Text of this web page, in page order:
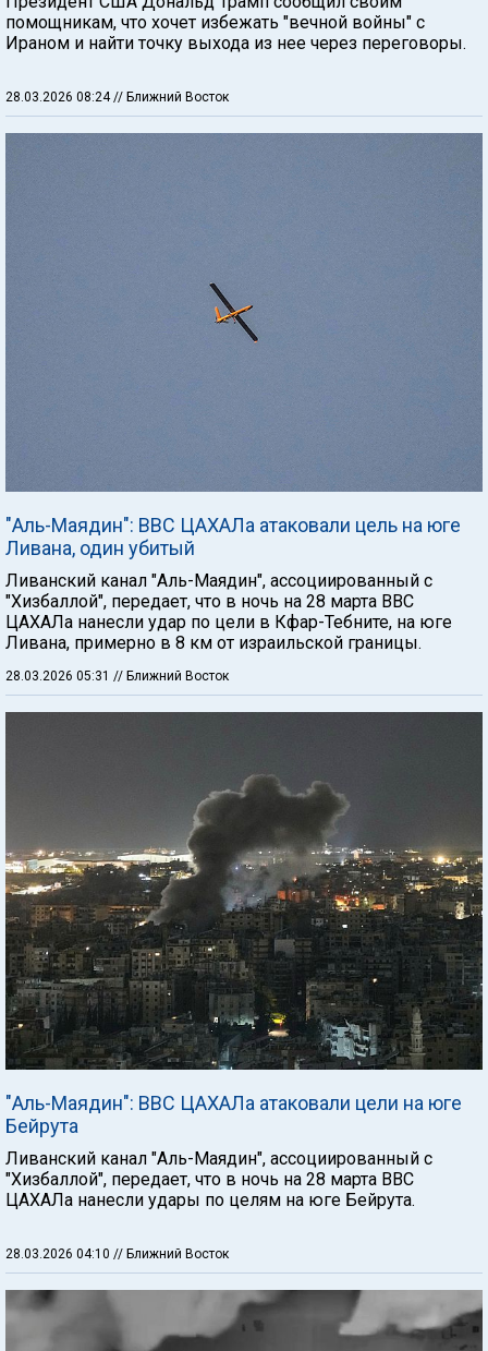
помощникам, что хочет избежать "вечной войны" с
Ираном и найти точку выхода из нее через переговоры.
28.03.2026 08:24// Ближний Восток
"Аль-Маядин": ВВС ЦАХАЛа атаковали цель на юге
Ливана, один убитый
Ливанский канал "Аль-Маядин", ассоциированный с
"Хизбаллой", передает, что в ночь на 28 марта ВВС
ЦАХАЛа нанесли удар по цели в Кфар-Тебните, на юге
Ливана, примерно в 8 км от израильской границы.
28.03.2026 05:31 // Ближний Восток
"Аль-Маядин": ВВС ЦАХАЛа атаковали цели на юге
Бейрута
Ливанский канал "Аль-Маядин", ассоциированный с
"Хизбаллой", передает, что в ночь на 28 марта ВВС
ЦАХАЛа нанесли удары по целям на юге Бейрута.
28.03.2026 04:10 // Ближний Восток